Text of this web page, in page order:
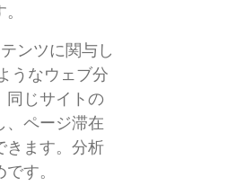
ンツに関与し
うなウェブ分
同じサイトの
、ページ滞在
きます。分析
す。